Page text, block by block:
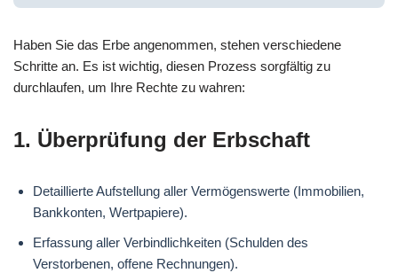
Haben Sie das Erbe angenommen, stehen verschiedene
Schritte an. Es ist wichtig, diesen Prozess sorgfältig zu
durchlaufen, um Ihre Rechte zu wahren:
1. Überprüfung der Erbschaft
Detaillierte Aufstellung aller Vermögenswerte (Immobilien,
Bankkonten, Wertpapiere).
Erfassung aller Verbindlichkeiten (Schulden des
Verstorbenen, offene Rechnungen).